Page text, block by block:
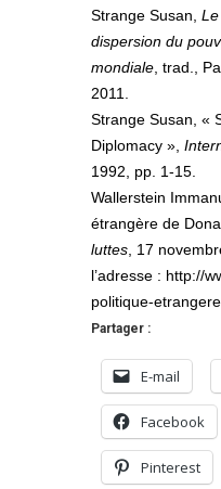
Strange Susan, Le
dispersion du
mondiale , trad.,
2011.
Strange Susan, «
Diplomacy »,
1992, pp. 1-15.
Wallerstein
étrangère de
luttes , 17
l’adresse : http://
politique-
Partager :
E-mail
Facebook
Pinterest